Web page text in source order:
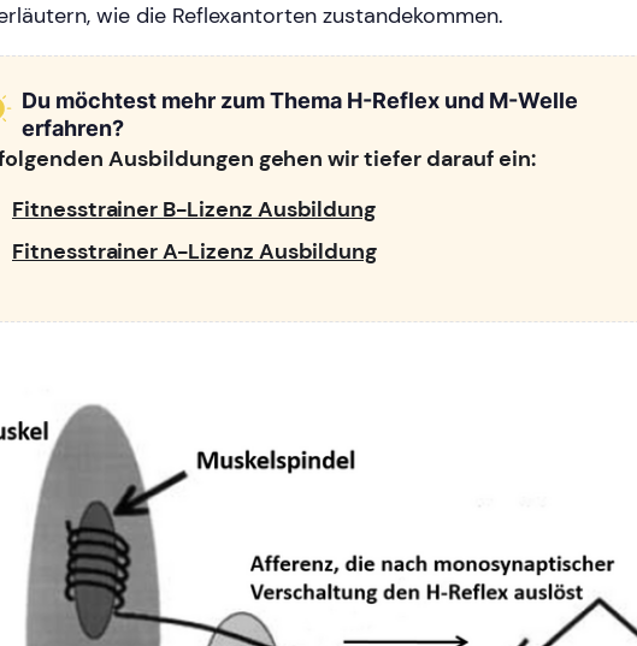
wie die Reflexantorten zustandekommen.
Du möchtest mehr zum Thema H-Reflex und M-Welle
erfahren?
Ausbildungen gehen wir tiefer darauf ein:
Fitnesstrainer B-Lizenz Ausbildung
Fitnesstrainer A-Lizenz Ausbildung